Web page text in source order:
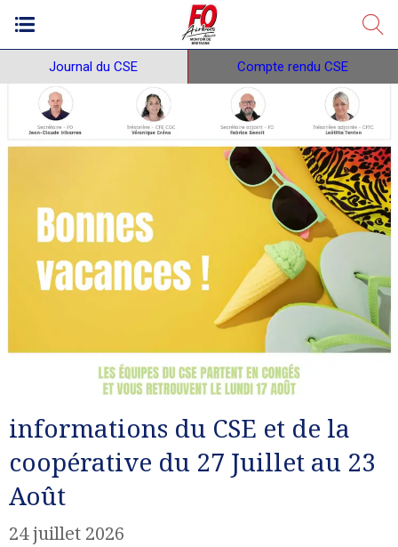
Journal du CSE Compte rendu CSE
informations du CSE et de la
coopérative du 27 Juillet au 23
Août
24 juillet 2026